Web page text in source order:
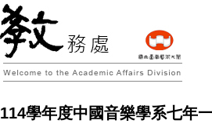
114學年度中國音樂學系七年